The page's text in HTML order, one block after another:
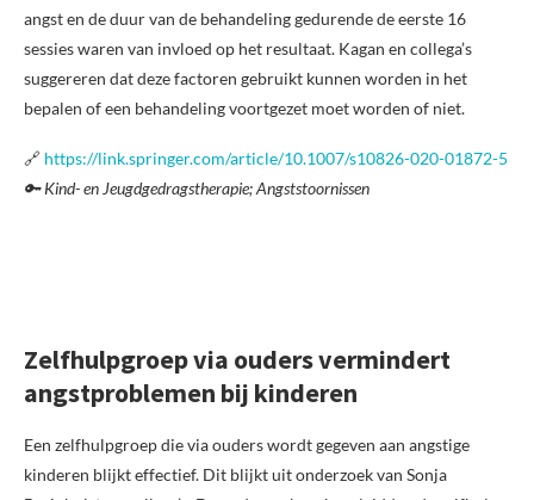
angst en de duur van de behandeling gedurende de eerste 16
sessies waren van invloed op het resultaat. Kagan en collega’s
suggereren dat deze factoren gebruikt kunnen worden in het
bepalen of een behandeling voortgezet moet worden of niet.
🔗 https://link.springer.com/article/10.1007/s10826-020-01872-5
🔑 Kind- en Jeugdgedragstherapie; Angststoornissen
Zelfhulpgroep via ouders vermindert
angstproblemen bij kinderen
Een zelfhulpgroep die via ouders wordt gegeven aan angstige
kinderen blijkt effectief. Dit blijkt uit onderzoek van Sonja